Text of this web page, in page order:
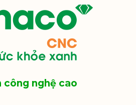
công nghệ cao